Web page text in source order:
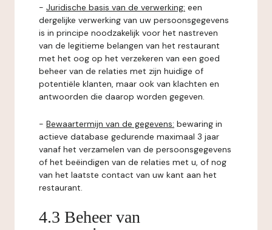
- Juridische basis van de verwerking: een
dergelijke verwerking van uw persoonsgegevens
is in principe noodzakelijk voor het nastreven
van de legitieme belangen van het restaurant
met het oog op het verzekeren van een goed
beheer van de relaties met zijn huidige of
potentiële klanten, maar ook van klachten en
antwoorden die daarop worden gegeven.
- Bewaartermijn van de gegevens: bewaring in
actieve database gedurende maximaal 3 jaar
vanaf het verzamelen van de persoonsgegevens
of het beëindigen van de relaties met u, of nog
van het laatste contact van uw kant aan het
restaurant.
4.3 Beheer van